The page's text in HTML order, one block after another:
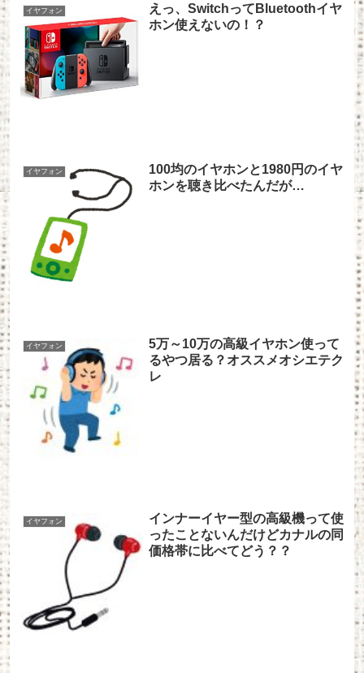
イヤフォン
えっ、SwitchってBluetoothイヤ
ホン使えないの！？
イヤフォン
100均のイヤホンと1980円のイヤ
ホンを聴き比べたんだが…
イヤフォン
5万～10万の高級イヤホン使って
るやつ居る？オススメオシエテク
レ
イヤフォン
インナーイヤー型の高級機って使
ったことないんだけどカナルの同
価格帯に比べてどう？？